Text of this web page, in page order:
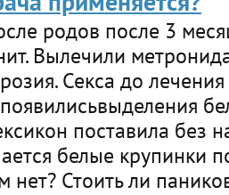
родов после 3
Вылечили
Секса до
поставила без
белые крупинки
нет? Стоить ли